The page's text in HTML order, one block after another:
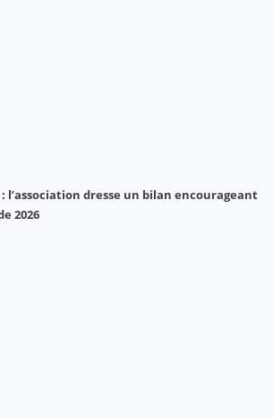
: l’association dresse un bilan encourageant
2026